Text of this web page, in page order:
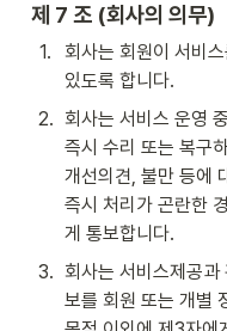
제 7 조 (회사의 의무)
1.
회사는 회원이 서비
있도록 합니다.
2. 회사는 서비스 운영
즉시 수리 또는 복구
개선의견, 불만 등에
즉시 처리가 곤란한
게 통보합니다.
3. 회사는 서비스제공과
보를 회원 또는 개별